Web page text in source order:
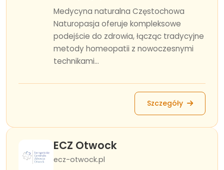
Medycyna naturalna Częstochowa
Naturopasja oferuje kompleksowe
podejście do zdrowia, łącząc tradycyjne
metody homeopatii z nowoczesnymi
technikami...
Szczegóły
ECZ Otwock
ecz-otwock.pl